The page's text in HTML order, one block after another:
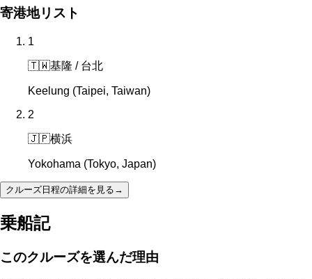
寄港地リスト
1
🇹🇼基隆 / 台北
Keelung (Taipei, Taiwan)
2
🇯🇵横浜
Yokohama (Tokyo, Japan)
クルーズ日程の詳細を見る →
乗船記
このクルーズを選んだ理由